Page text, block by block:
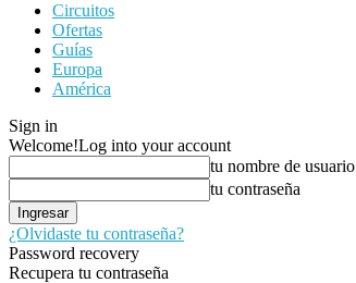
Circuitos
Ofertas
Guías
Europa
América
Sign in
Welcome!Log into your account
tu nombre de usuario
tu contraseña
¿Olvidaste tu contraseña?
Password recovery
Recupera tu contraseña